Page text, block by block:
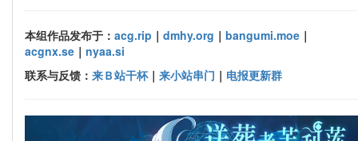
本组作品发布于： acg.rip ｜ dmhy.org ｜ bangumi.moe ｜
acgnx.se ｜ nyaa.si
联系与反馈： 来Ｂ站干杯｜ 来小站串门 ｜ 电报更新群